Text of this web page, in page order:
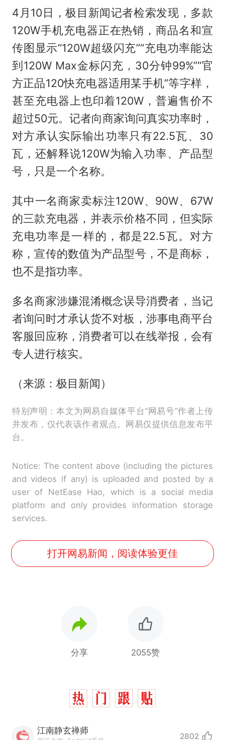
4月10日，极目新闻记者检索发现，多款
120W手机充电器正在热销，商品名和宣
传图显示“120W超级闪充”“充电功率能达
到120W Max金标闪充，30分钟99%”“官
方正品120快充电器适用某手机”等字样，
甚至充电器上也印着120W，普遍售价不
超过50元。记者向商家询问真实功率时，
对方承认实际输出功率只有22.5瓦、30
瓦，还解释说120W为输入功率、产品型
号，只是一个名称。
其中一名商家卖标注120W、90W、67W
的三款充电器，并表示价格不同，但实际
充电功率是一样的，都是22.5瓦。对方
称，宣传的数值为产品型号，不是商标，
也不是指功率。
多名商家涉嫌混淆概念误导消费者，当记
者询问时才承认货不对板，涉事电商平台
客服回应称，消费者可以在线举报，会有
专人进行核实。
（来源：极目新闻）
特别声明：本文为网易自媒体平台“网易号”作者上传
并发布，仅代表该作者观点。网易仅提供信息发布平
台。
Notice: The content above (including the pictures
and videos if any) is uploaded and posted by a
user of NetEase Hao, which is a social media
platform and only provides information storage
services.
打开网易新闻，阅读体验更佳
分享 2055赞
江南静玄禅师
2802